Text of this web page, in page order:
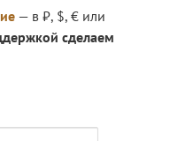
— в ₽, $, € или
сделаем